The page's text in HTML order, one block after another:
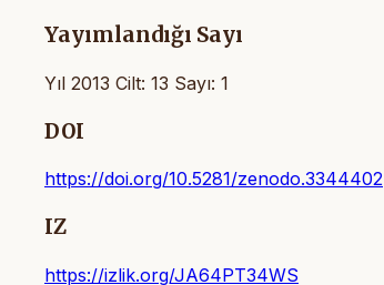
Yayımlandığı Sayı
Yıl 2013 Cilt: 13 Sayı: 1
DOI
https://doi.org/10.5281/zenodo.3344402
IZ
https://izlik.org/JA64PT34WS